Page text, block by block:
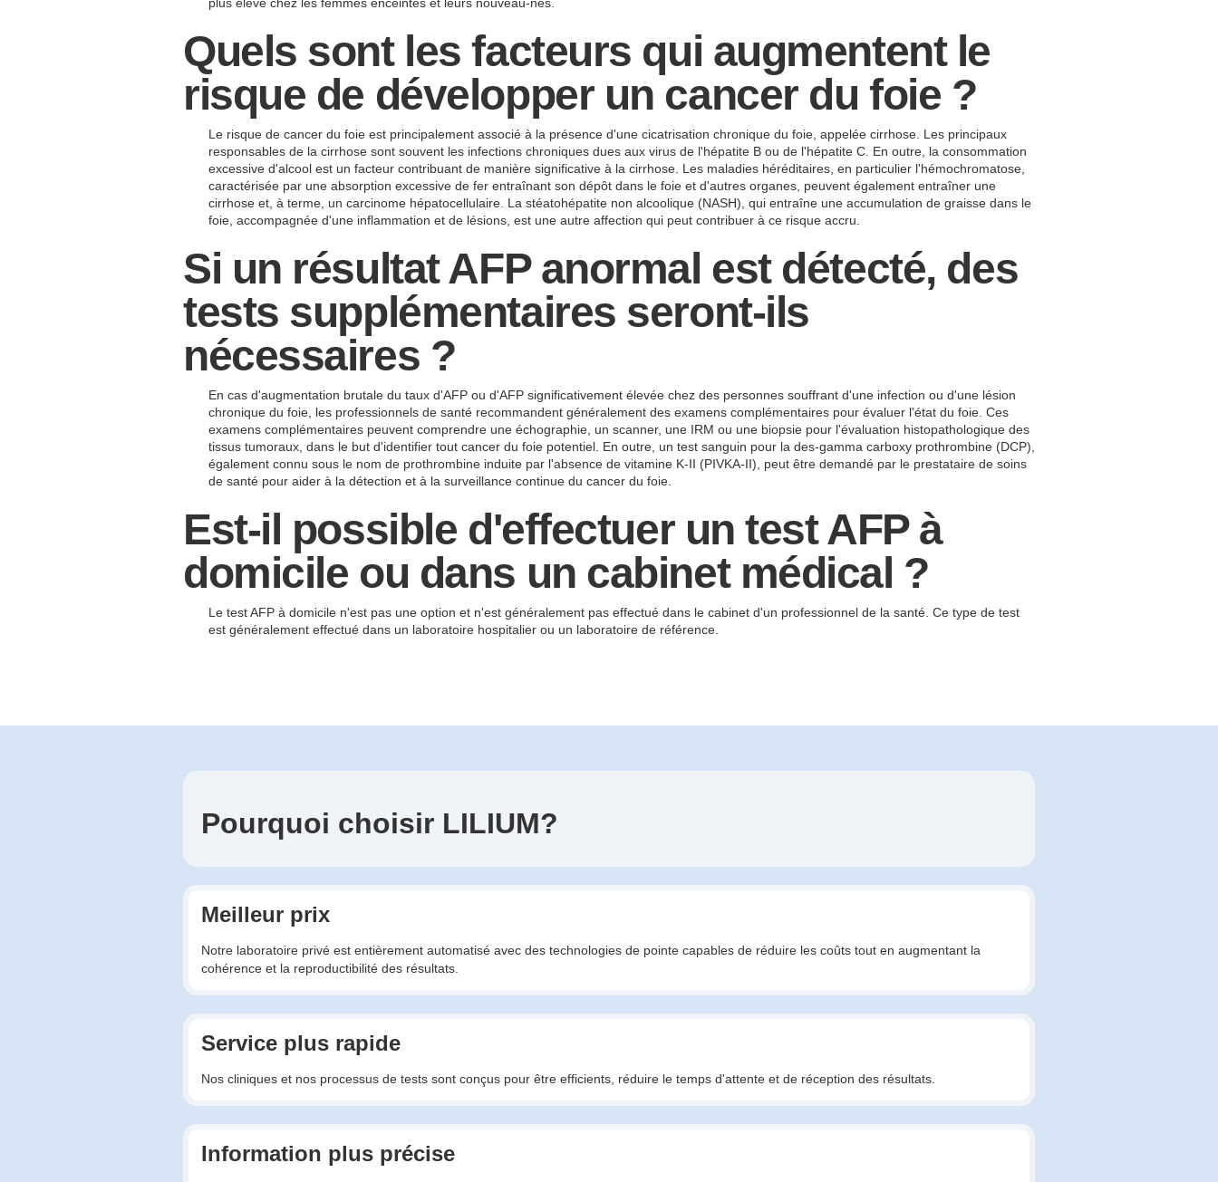
Quels sont les facteurs qui augmentent le
risque de développer un cancer du foie ?
Le risque de cancer du foie est principalement associé à la présence d'une cicatrisation chronique du foie, appelée cirrhose. Les principaux
responsables de la cirrhose sont souvent les infections chroniques dues aux virus de l'hépatite B ou de l'hépatite C. En outre, la consommation
excessive d'alcool est un facteur contribuant de manière significative à la cirrhose. Les maladies héréditaires, en particulier l'hémochromatose,
caractérisée par une absorption excessive de fer entraînant son dépôt dans le foie et d'autres organes, peuvent également entraîner une
cirrhose et, à terme, un carcinome hépatocellulaire. La stéatohépatite non alcoolique (NASH), qui entraîne une accumulation de graisse dans le
foie, accompagnée d'une inflammation et de lésions, est une autre affection qui peut contribuer à ce risque accru.
Si un résultat AFP anormal est détecté, des
tests supplémentaires seront-ils
nécessaires ?
En cas d'augmentation brutale du taux d'AFP ou d'AFP significativement élevée chez des personnes souffrant d'une infection ou d'une lésion
chronique du foie, les professionnels de santé recommandent généralement des examens complémentaires pour évaluer l'état du foie. Ces
examens complémentaires peuvent comprendre une échographie, un scanner, une IRM ou une biopsie pour l'évaluation histopathologique des
tissus tumoraux, dans le but d'identifier tout cancer du foie potentiel. En outre, un test sanguin pour la des-gamma carboxy prothrombine (DCP),
également connu sous le nom de prothrombine induite par l'absence de vitamine K-II (PIVKA-II), peut être demandé par le prestataire de soins
de santé pour aider à la détection et à la surveillance continue du cancer du foie.
Est-il possible d'effectuer un test AFP à
domicile ou dans un cabinet médical ?
Le test AFP à domicile n'est pas une option et n'est généralement pas effectué dans le cabinet d'un professionnel de la santé. Ce type de test
est généralement effectué dans un laboratoire hospitalier ou un laboratoire de référence.
Pourquoi choisir LILIUM?
Meilleur prix
Notre laboratoire privé est entièrement automatisé avec des technologies de pointe capables de réduire les coûts tout en augmentant la
cohérence et la reproductibilité des résultats.
Service plus rapide
Nos cliniques et nos processus de tests sont conçus pour être efficients, réduire le temps d'attente et de réception des résultats.
Information plus précise